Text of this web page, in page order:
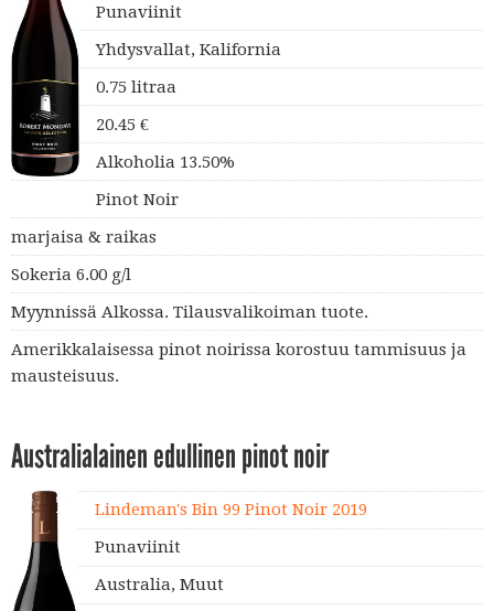
Punaviinit
Yhdysvallat, Kalifornia
0.75 litraa
20.45 €
Alkoholia 13.50%
Pinot Noir
marjaisa & raikas
Sokeria 6.00 g/l
Myynnissä Alkossa. Tilausvalikoiman tuote.
Amerikkalaisessa pinot noirissa korostuu tammisuus ja
mausteisuus.
Australialainen edullinen pinot noir
Lindeman's Bin 99 Pinot Noir 2019
Punaviinit
Australia, Muut